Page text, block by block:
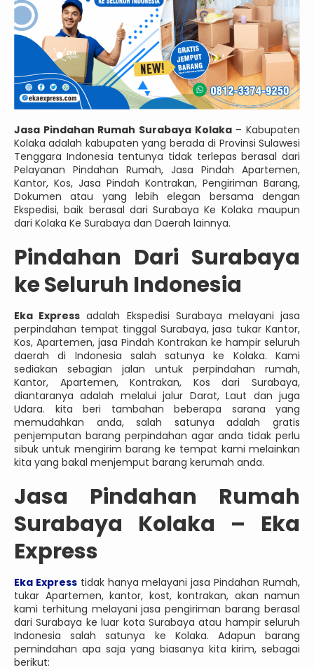
Jasa Pindahan Rumah Surabaya Kolaka– Kabupaten
Kolaka adalah kabupaten yang berada di Provinsi Sulawesi
Tenggara Indonesia tentunya tidak terlepas berasal dari
Pelayanan Pindahan Rumah, Jasa Pindah Apartemen,
Kantor, Kos, Jasa Pindah Kontrakan, Pengiriman Barang,
Dokumen atau yang lebih elegan bersama dengan
Ekspedisi, baik berasal dari Surabaya Ke Kolaka maupun
dari Kolaka Ke Surabaya dan Daerah lainnya.
Pindahan Dari Surabaya
ke Seluruh Indonesia
Eka Express adalah Ekspedisi Surabaya melayani jasa
perpindahan tempat tinggal Surabaya, jasa tukar Kantor,
Kos, Apartemen, jasa Pindah Kontrakan ke hampir seluruh
daerah di Indonesia salah satunya ke Kolaka. Kami
sediakan sebagian jalan untuk perpindahan rumah,
Kantor, Apartemen, Kontrakan, Kos dari Surabaya,
diantaranya adalah melalui jalur Darat, Laut dan juga
Udara. kita beri tambahan beberapa sarana yang
memudahkan anda, salah satunya adalah gratis
penjemputan barang perpindahan agar anda tidak perlu
sibuk untuk mengirim barang ke tempat kami melainkan
kita yang bakal menjemput barang kerumah anda.
Jasa Pindahan Rumah
Surabaya Kolaka – Eka
Express
Eka Expresstidak hanya melayani jasa Pindahan Rumah,
tukar Apartemen, kantor, kost, kontrakan, akan namun
kami terhitung melayani jasa pengiriman barang berasal
dari Surabaya ke luar kota Surabaya atau hampir seluruh
Indonesia salah satunya ke Kolaka. Adapun barang
pemindahan apa saja yang biasanya kita kirim, sebagai
berikut: